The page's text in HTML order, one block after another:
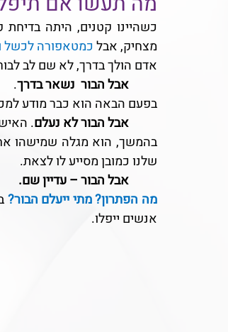
ניהול סיכונים, איכות ובטיחות הטיפול
מצחיק, אבל כמטאפורה לכשל
אדם הולך בדרך, לא שם לב
אבל הבור  נשאר בדרך.
בפעם הבאה הוא כבר מודע
.
שלנו כמובן מסייע לו לצאת.
מה הפתרון? מתי ייעלם הבור?
אנשים ייפלו.